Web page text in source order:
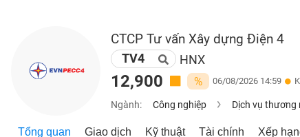
CTCP Tư vấn Xây dựng Điện 4
TV4 HNX
12,900 % 06/08/2026 14:59
Ngành: Công nghiệp Dịch vụ thương
Tổng quan Giao dịch Kỹ thuật Tài chính Xếp
KHOÁN
NGHIỆP